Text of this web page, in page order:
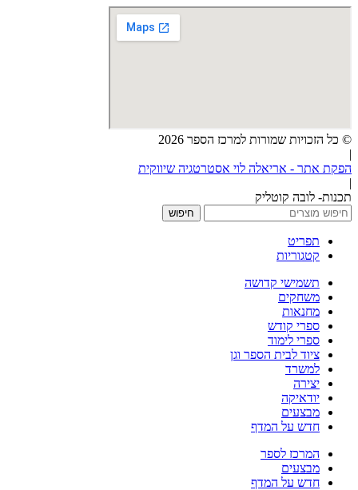
© כל הזכויות שמורות למרכז הספר 2026
|
הפקת אתר - אריאלה לוי אסטרטגיה שיווקית
|
תכנות- לובה קוטליק
חיפוש
תפריט
קטגוריות
תשמישי קדושה
משחקים
מחנאות
ספרי קודש
ספרי לימוד
ציוד לבית הספר וגן
למשרד
יצירה
יודאיקה
מבצעים
חדש על המדף
המרכז לספר
מבצעים
חדש על המדף